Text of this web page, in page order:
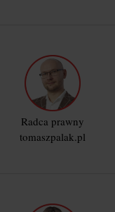
Radca prawny
tomaszpalak.pl